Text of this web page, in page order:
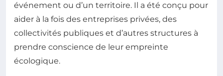
événement ou d’un territoire. Il a été conçu pour
aider à la fois des entreprises privées, des
collectivités publiques et d’autres structures à
prendre conscience de leur empreinte
écologique.